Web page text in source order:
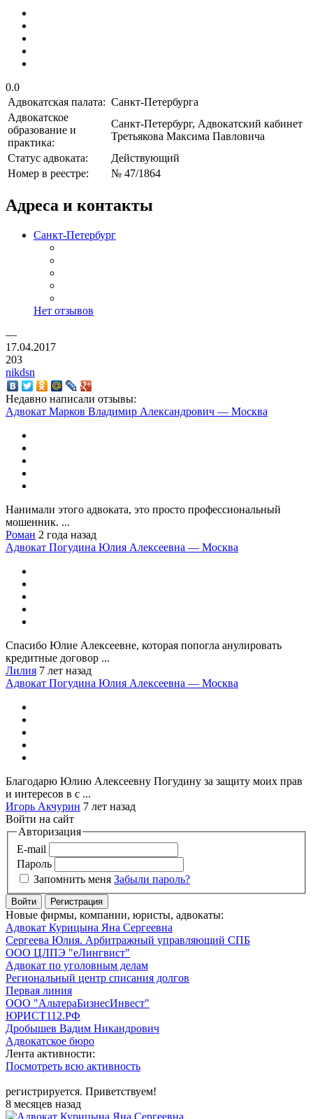
0.0
Адвокатская палата: Санкт-Петербурга
Адвокатское
образование и
практика:
Санкт-Петербург, Адвокатский кабинет
Третьякова Максима Павловича
Статус адвоката:
Действующий
Номер в реестре:
№ 47/1864
Адреса и контакты
Санкт-Петербург
Нет отзывов
—
17.04.2017
203
nikdsn
Недавно написали отзывы:
Адвокат Марков Владимир Александрович — Москва
Нанимали этого адвоката, это просто профессиональный
мошенник. ...
Роман 2 года назад
Адвокат Погудина Юлия Алексеевна — Москва
Спасибо Юлие Алексеевне, которая попогла анулировать
кредитные договор ...
Лилия 7 лет назад
Адвокат Погудина Юлия Алексеевна — Москва
Благодарю Юлию Алексеевну Погудину за защиту моих прав
и интересов в с ...
Игорь Акчурин 7 лет назад
Войти на сайт
Авторизация
E-mail
Пароль
Запомнить меня Забыли пароль?
Войти Регистрация
Новые фирмы, компании, юристы, адвокаты:
Адвокат Курицына Яна Сергеевна
Сергеева Юлия. Арбитражный управляющий СПБ
ООО ЦЛПЭ "еЛингвист"
Адвокат по уголовным делам
Региональный центр списания долгов
Первая линия
ООО "АльтераБизнесИнвест"
ЮРИСТ112.РФ
Дробышев Вадим Никандрович
Адвокатское бюро
Лента активности:
Посмотреть всю активность
регистрируется. Приветствуем!
8 месяцев назад